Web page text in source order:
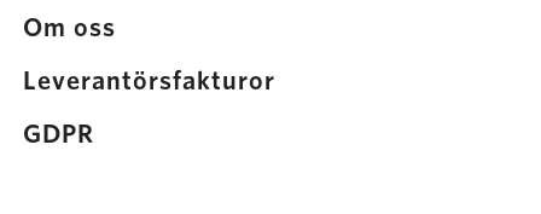
Om oss
Leverantörsfakturor
GDPR